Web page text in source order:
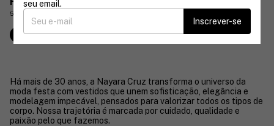
5
Comprar
Há mais de 30 anos, a Nayara Cruz transforma o universo da
moda festa com vestidos que unem sofisticação, elegância e
modelagem impecável, pensados para valorizar todos os tipos de
corpo. Nossa trajetória é marcada por cuidado, qualidade e
paixão pelo que fazemos.
seu email.
Inscrever-se